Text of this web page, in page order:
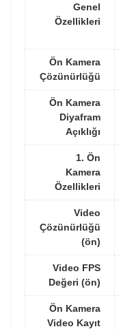
Genel
Özellikleri
Ön Kamera
Çözünürlüğü
Ön Kamera
Diyafram
Açıklığı
1. Ön
Kamera
Özellikleri
Video
Çözünürlüğü
(ön)
Video FPS
Değeri (ön)
Ön Kamera
Video Kayıt